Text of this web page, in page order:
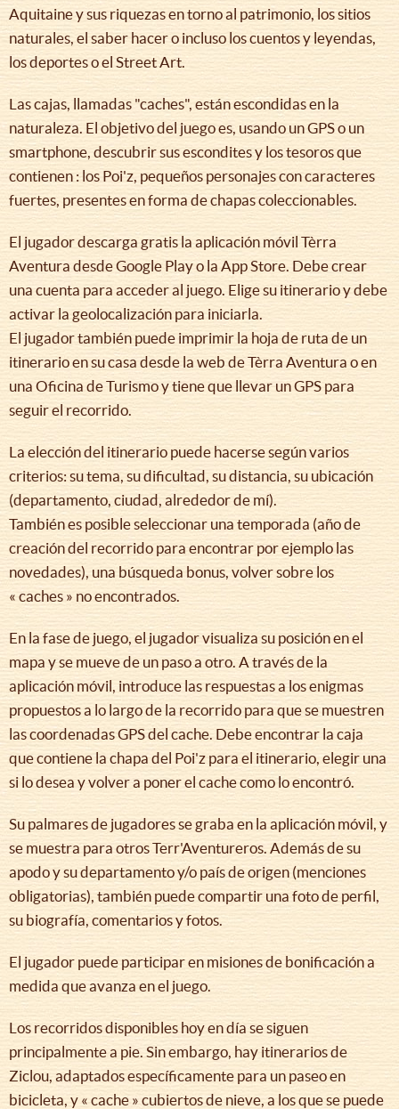
Aquitaine y sus riquezas en torno al patrimonio, los sitios
naturales, el saber hacer o incluso los cuentos y leyendas,
los deportes o el Street Art.
Las cajas, llamadas "caches", están escondidas en la
naturaleza. El objetivo del juego es, usando un GPS o un
smartphone, descubrir sus escondites y los tesoros que
contienen : los Poi'z, pequeños personajes con caracteres
fuertes, presentes en forma de chapas coleccionables.
El jugador descarga gratis la aplicación móvil Tèrra
Aventura desde Google Play o la App Store. Debe crear
una cuenta para acceder al juego. Elige su itinerario y debe
activar la geolocalización para iniciarla.
El jugador también puede imprimir la hoja de ruta de un
itinerario en su casa desde la web de Tèrra Aventura o en
una Oficina de Turismo y tiene que llevar un GPS para
seguir el recorrido.
La elección del itinerario puede hacerse según varios
criterios: su tema, su dificultad, su distancia, su ubicación
(departamento, ciudad, alrededor de mí).
También es posible seleccionar una temporada (año de
creación del recorrido para encontrar por ejemplo las
novedades), una búsqueda bonus, volver sobre los
« caches » no encontrados.
En la fase de juego, el jugador visualiza su posición en el
mapa y se mueve de un paso a otro. A través de la
aplicación móvil, introduce las respuestas a los enigmas
propuestos a lo largo de la recorrido para que se muestren
las coordenadas GPS del cache. Debe encontrar la caja
que contiene la chapa del Poi'z para el itinerario, elegir una
si lo desea y volver a poner el cache como lo encontró.
Su palmares de jugadores se graba en la aplicación móvil, y
se muestra para otros Terr'Aventureros. Además de su
apodo y su departamento y/o país de origen (menciones
obligatorias), también puede compartir una foto de perfil,
su biografía, comentarios y fotos.
El jugador puede participar en misiones de bonificación a
medida que avanza en el juego.
Los recorridos disponibles hoy en día se siguen
principalmente a pie. Sin embargo, hay itinerarios de
Ziclou, adaptados específicamente para un paseo en
bicicleta, y « cache » cubiertos de nieve, a los que se puede